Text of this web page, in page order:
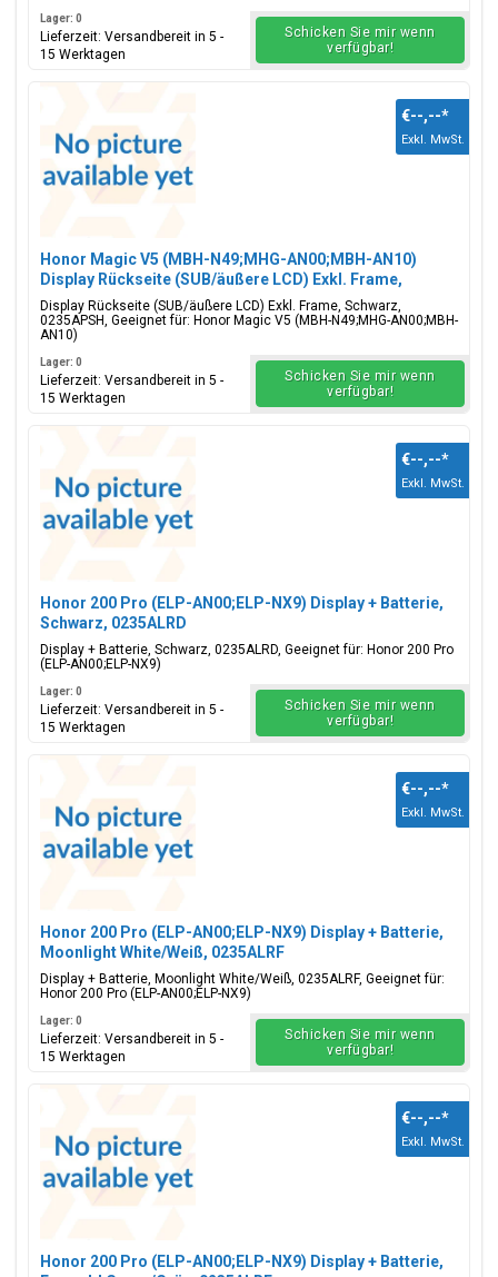
Lager: 0
Lieferzeit: Versandbereit in 5 -
15 Werktagen
Schicken Sie mir wenn
verfügbar!
Honor Magic V5 (MBH-N49;MHG-AN00;MBH-AN10)
Display Rückseite (SUB/äußere LCD) Exkl. Frame,
Schwarz, 0235APSH
Display Rückseite (SUB/äußere LCD) Exkl. Frame, Schwarz,
0235APSH, Geeignet für: Honor Magic V5 (MBH-N49;MHG-AN00;MBH-
AN10)
€--,--*
Exkl. MwSt.
Lager: 0
Lieferzeit: Versandbereit in 5 -
15 Werktagen
Schicken Sie mir wenn
verfügbar!
Honor 200 Pro (ELP-AN00;ELP-NX9) Display + Batterie,
Schwarz, 0235ALRD
Display + Batterie, Schwarz, 0235ALRD, Geeignet für: Honor 200 Pro
(ELP-AN00;ELP-NX9)
€--,--*
Exkl. MwSt.
Lager: 0
Lieferzeit: Versandbereit in 5 -
15 Werktagen
Schicken Sie mir wenn
verfügbar!
Honor 200 Pro (ELP-AN00;ELP-NX9) Display + Batterie,
Moonlight White/Weiß, 0235ALRF
Display + Batterie, Moonlight White/Weiß, 0235ALRF, Geeignet für:
Honor 200 Pro (ELP-AN00;ELP-NX9)
€--,--*
Exkl. MwSt.
Lager: 0
Lieferzeit: Versandbereit in 5 -
15 Werktagen
Schicken Sie mir wenn
verfügbar!
Honor 200 Pro (ELP-AN00;ELP-NX9) Display + Batterie,
€--,--*
Exkl. MwSt.